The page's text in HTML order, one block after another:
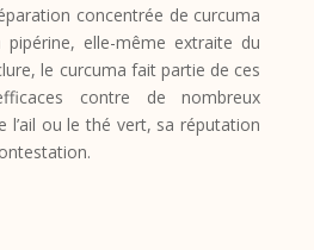
concentrée de curcuma
pipérine, elle-même extraite du
le curcuma fait partie de ces
contre de nombreux
l’ail ou le thé vert, sa réputation